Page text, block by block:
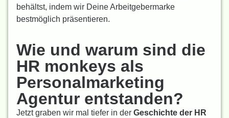
behältst, indem wir Deine Arbeitgebermarke
bestmöglich präsentieren.
Wie und warum sind die
HR monkeys als
Personalmarketing
Agentur entstanden?
Jetzt graben wir mal tiefer in der Geschichte der HR